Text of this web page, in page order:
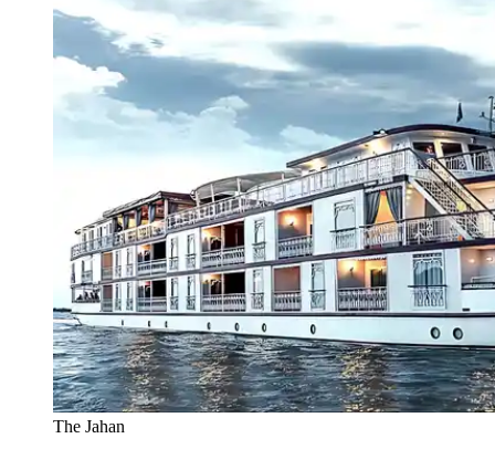
The Jahan